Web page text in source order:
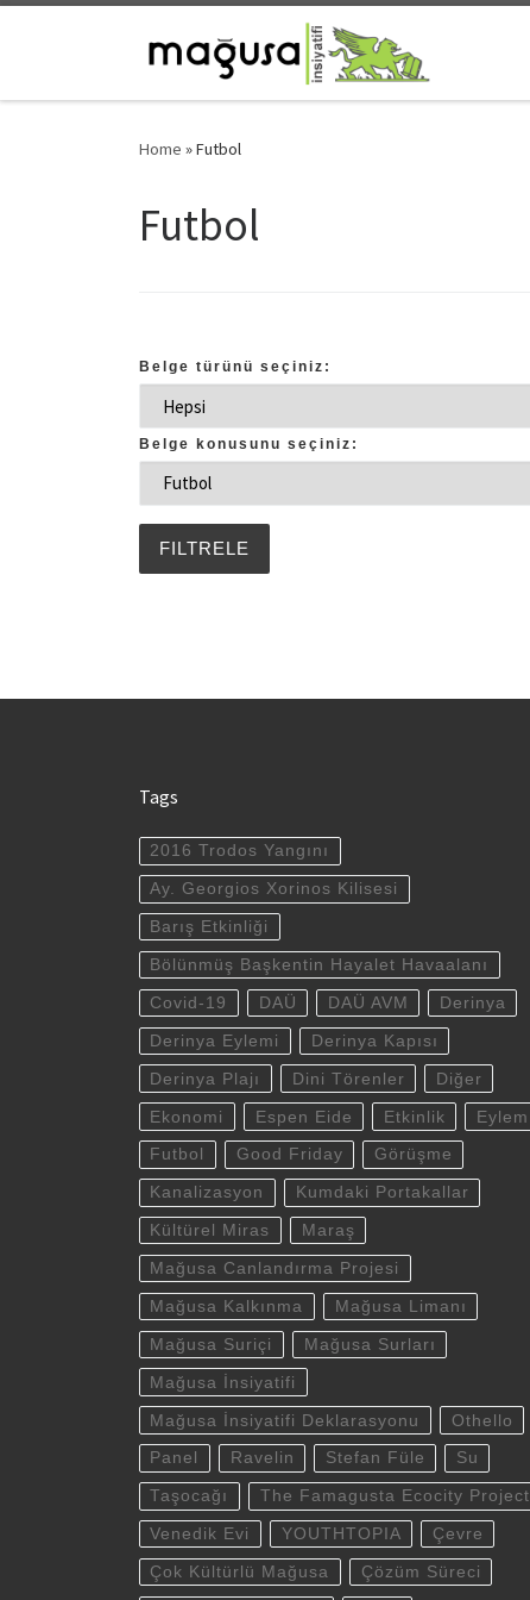
Home »Futbol
Futbol
Belge türünü seçiniz:
Belge konusunu seçiniz:
Tags
2016 Trodos Yangını
Ay. Georgios Xorinos Kilisesi
Barış Etkinliği
Bölünmüş Başkentin Hayalet Havaalanı
Covid-19 DAÜ DAÜ AVM Derinya
Derinya Eylemi Derinya Kapısı
Derinya Plajı Dini Törenler Diğer
Ekonomi Espen Eide Etkinlik Eylem
Futbol Good Friday Görüşme
Kanalizasyon Kumdaki Portakallar
Kültürel Miras Maraş
Mağusa Canlandırma Projesi
Mağusa Kalkınma Mağusa Limanı
Mağusa Suriçi Mağusa Surları
Mağusa İnsiyatifi
Mağusa İnsiyatifi Deklarasyonu Othello
Panel Ravelin Stefan Füle Su
Taşocağı The Famagusta Ecocity Project
Venedik Evi YOUTHTOPIA Çevre
Çok Kültürlü Mağusa Çözüm Süreci